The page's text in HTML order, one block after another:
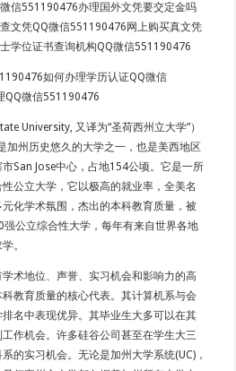
信551190476办理国外文凭要交定金吗
文凭QQ微信551190476网上购买真文凭
学位证书查询机构QQ微信551190476
如何办理学历认证QQ微信
QQ微信551190476
University, 又译为“圣荷西州立大学”）
加州历史悠久的大学之一，也是美西地区
San Jose中心，占地154公顷。它是一所
公立大学，它以极高的就业率，全美名
化学术氛围，杰出的本科教育质量，被
强公立综合性大学，每年有来自世界各地
。
术地位、声誉、实习机会和影响力的高
教育质量的核心代表。其计算机系与会
名中表现优异。其毕业生大多可以在其
作机会。许多硅谷公司甚至在学生大三
的实习机会。无论是加州大学系统(UC)，